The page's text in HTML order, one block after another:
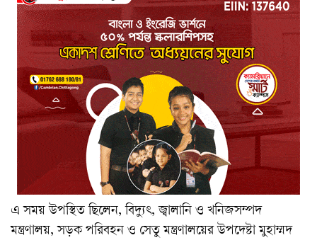
এ সময় উপস্থিত ছিলেন, বিদ্যুৎ, জ্বালানি ও খনিজসম্পদ
মন্ত্রণালয়, সড়ক পরিবহন ও সেতু মন্ত্রণালয়ের উপদেষ্টা মুহাম্মদ